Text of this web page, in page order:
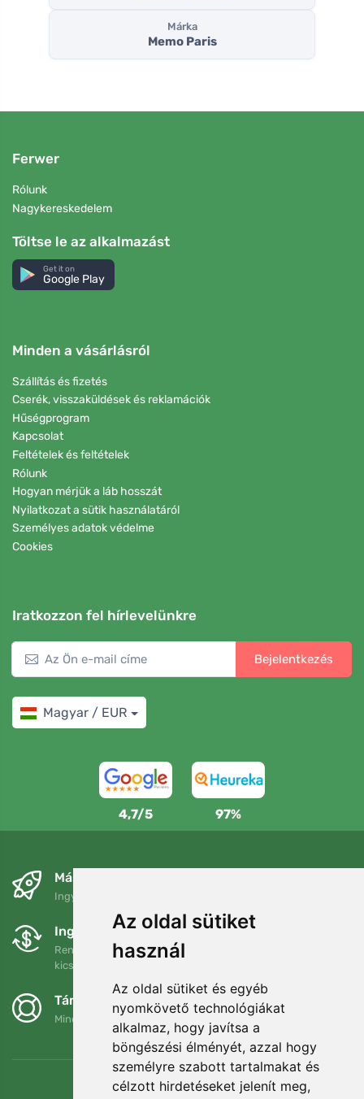
Az oldal sütiket
használ
Az oldal sütiket és egyéb
nyomkövető technológiákat
alkalmaz, hogy javítsa a
böngészési élményét, azzal hogy
személyre szabott tartalmakat és
célzott hirdetéseket jelenít meg,
Márka
Memo Paris
Ferwer
Rólunk
Nagykereskedelem
Töltse le az alkalmazást
Get it on
Google Play
Minden a vásárlásról
Szállítás és fizetés
Cserék, visszaküldések és reklamációk
Hűségprogram
Kapcsolat
Feltételek és feltételek
Rólunk
Hogyan mérjük a láb hosszát
Nyilatkozat a sütik használatáról
Személyes adatok védelme
Cookies
Iratkozzon fel hírlevelünkre
Bejelentkezés
Magyar / EUR
4,7/5 97%
Másnapra és ingyenesen
Ingyenes szállítás a következő összeg felett: 80 EUR
Ingyenes csere és visszaküldés
Rendelését 90 napon belül bármikor visszaküldheti vagy
kicserélheti.
Támogatjuk a Trees.org-ot
Minden megrendelésért ültetünk egy fát! Bővebben